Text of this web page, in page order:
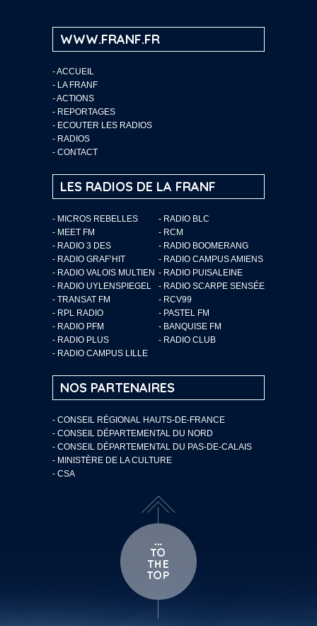
WWW.FRANF.FR
-ACCUEIL
- LA FRANF
-ACTIONS
- REPORTAGES
- ECOUTER LES RADIOS
- RADIOS
- CONTACT
LES RADIOS DE LA FRANF
- MICROS REBELLES
- RADIO BLC
- MEET FM
- RCM
- RADIO 3 DES
- RADIO BOOMERANG
- RADIO GRAF’HIT
- RADIO CAMPUS AMIENS
- RADIO VALOIS MULTIEN - RADIO PUISALEINE
- RADIO UYLENSPIEGEL
- RADIO SCARPE SENSÉE
- TRANSAT FM
- RCV99
- RPL RADIO
- PASTEL FM
- RADIO PFM
- BANQUISE FM
- RADIO PLUS
- RADIO CLUB
- RADIO CAMPUS LILLE
NOS PARTENAIRES
- CONSEIL RÉGIONAL HAUTS-DE-FRANCE
- CONSEIL DÉPARTEMENTAL DU NORD
- CONSEIL DÉPARTEMENTAL DU PAS-DE-CALAIS
- MINISTÈRE DE LA CULTURE
- CSA